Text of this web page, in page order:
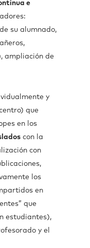
e
su alumnado,
ampliación de
y
que
en los
con la
con
los
en
que
estudiantes),
y el